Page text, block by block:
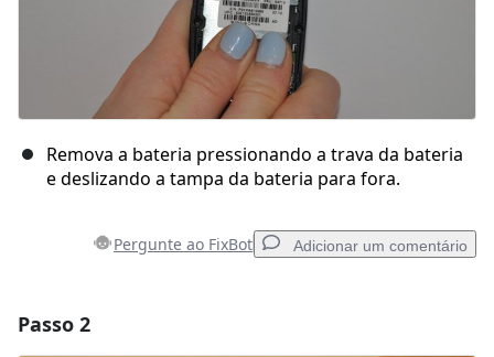
Remova a bateria pressionando a trava da bateria
e deslizando a tampa da bateria para fora.
Pergunte ao FixBot Adicionar um comentário
Passo 2